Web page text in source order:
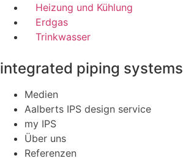
Heizung und Kühlung
Erdgas
Trinkwasser
integrated piping systems
Medien
Aalberts IPS design service
my IPS
Über uns
Referenzen